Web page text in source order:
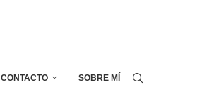
CONTACTO SOBRE MÍ